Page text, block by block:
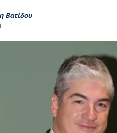
Βατίδου